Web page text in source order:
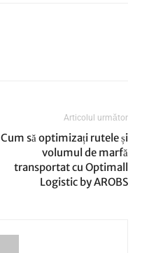
Articolul următor
Cum să optimizați rutele și
volumul de marfă
transportat cu Optimall
Logistic by AROBS